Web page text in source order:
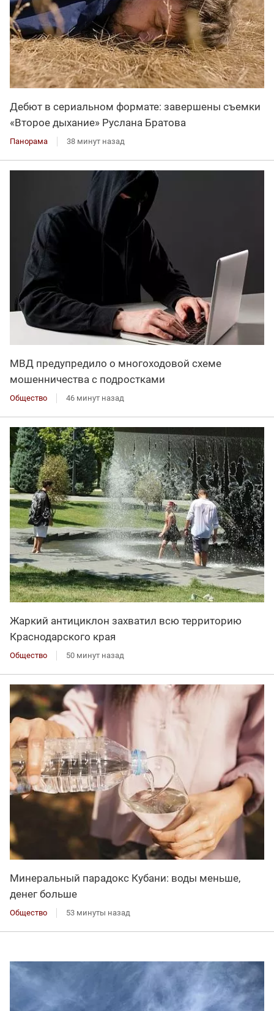
Дебют в сериальном формате: завершены съемки
«Второе дыхание» Руслана Братова
Панорама 38 минут назад
МВД предупредило о многоходовой схеме
мошенничества с подростками
Общество 46 минут назад
Жаркий антициклон захватил всю территорию
Краснодарского края
Общество 50 минут назад
Минеральный парадокс Кубани: воды меньше,
денег больше
Общество 53 минуты назад